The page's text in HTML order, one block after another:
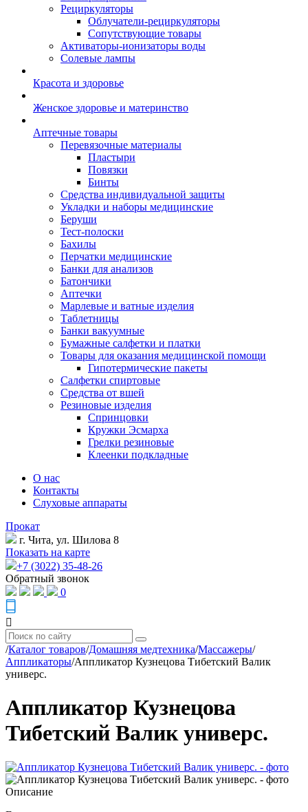
Рециркуляторы
Облучатели-рециркуляторы
Сопутствующие товары
Активаторы-ионизаторы воды
Солевые лампы
Красота и здоровье
Женское здоровье и материнство
Аптечные товары
Перевязочные материалы
Пластыри
Повязки
Бинты
Средства индивидуальной защиты
Укладки и наборы медицинские
Беруши
Тест-полоски
Бахилы
Перчатки медицинские
Банки для анализов
Батончики
Аптечки
Марлевые и ватные изделия
Таблетницы
Банки вакуумные
Бумажные салфетки и платки
Товары для оказания медицинской помощи
Гипотермические пакеты
Салфетки спиртовые
Средства от вшей
Резиновые изделия
Спринцовки
Кружки Эсмарха
Грелки резиновые
Клеенки подкладные
О нас
Контакты
Слуховые аппараты
Прокат
г. Чита, ул. Шилова 8
Показать на карте
+7 (3022) 35-48-26
Обратный звонок
0
/Каталог товаров/Домашняя медтехника/Массажеры/
Аппликаторы/Аппликатор Кузнецова Тибетский Валик
универс.
Аппликатор Кузнецова
Тибетский Валик универс.
Описание